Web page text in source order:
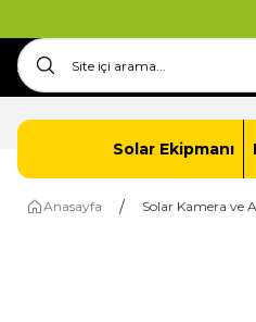
Anasayfa İletişim Solar Paket
Solar Ekipmanı
Anasayfa Solar Kamera ve